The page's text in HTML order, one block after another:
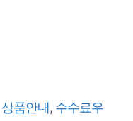
상품안내, 수수료우